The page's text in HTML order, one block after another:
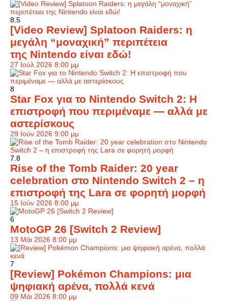
8.5
[Video Review] Splatoon Raiders: η
μεγάλη “μοναχική” περιπέτεια
της Nintendo είναι εδώ!
27 Ιούλ 2026 8:00 μμ
8
Star Fox για το Nintendo Switch 2: Η
επιστροφή που περιμέναμε — αλλά με
αστερίσκους
29 Ιούν 2026 9:00 μμ
7.8
Rise of the Tomb Raider: 20 year
celebration στο Nintendo Switch 2 – η
επιστροφή της Lara σε φορητή μορφή
15 Ιούν 2026 8:00 μμ
6
MotoGP 26 [Switch 2 Review]
13 Μάι 2026 8:00 μμ
7
[Review] Pokémon Champions: μια
ψηφιακή αρένα, πολλά κενά
09 Μάι 2026 8:00 μμ